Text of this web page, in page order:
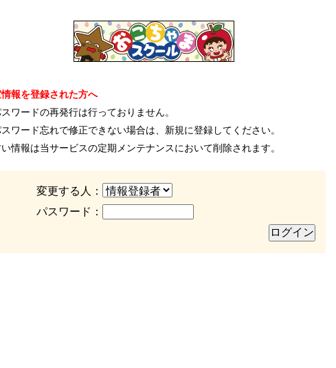
報を登録された方へ
スワードの再発行は行っておりません。
スワード忘れで修正できない場合は、新規に登録してください。
い情報は当サービスの定期メンテナンスにおいて削除されます。
変更する人：
パスワード：